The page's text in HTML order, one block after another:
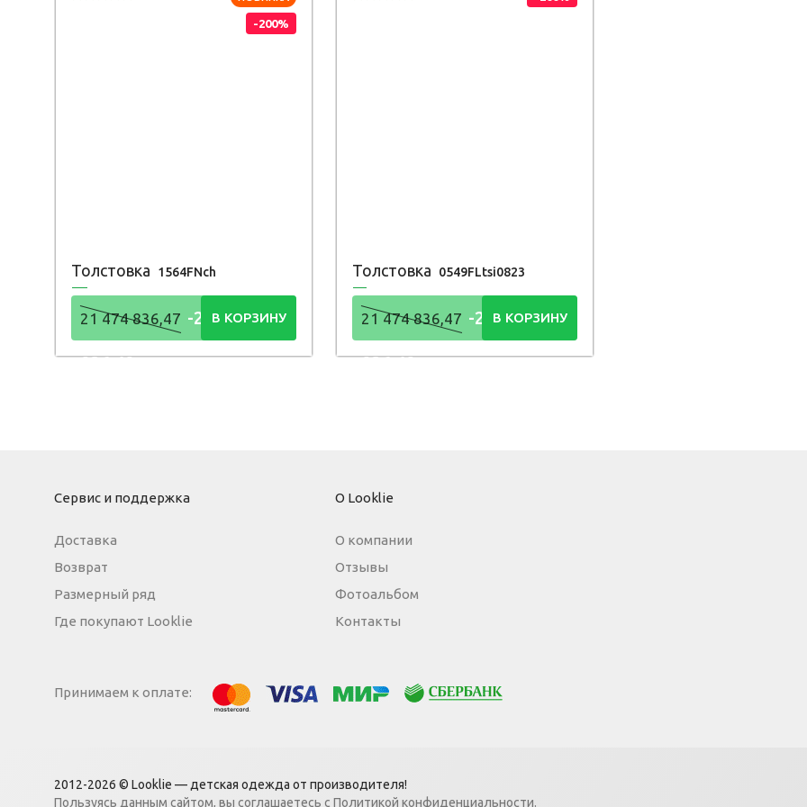
-200%
Толстовка 1564FNch
21 474 836,47 -21 474
836,48Р
В КОРЗИНУ
Толстовка 0549FLtsi0823
21 474 836,47 -21 474
836,48Р
В КОРЗИНУ
Сервис и поддержка
Доставка
Возврат
Размерный ряд
Где покупают Looklie
О Looklie
О компании
Отзывы
Фотоальбом
Контакты
Принимаем к оплате:
2012-2026 © Looklie — детская одежда от производителя!
Пользуясь данным сайтом, вы соглашаетесь с Политикой конфиденциальности.